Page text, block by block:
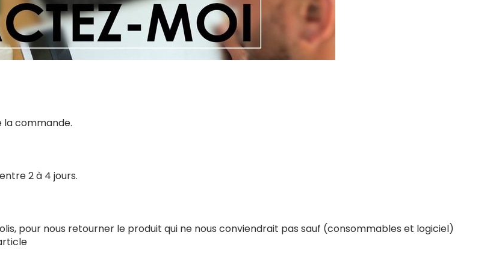
la commande.
2 à 4 jours.
pour nous retourner le produit qui ne nous conviendrait pas sauf (consommables et logiciel)